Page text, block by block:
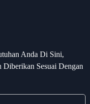
Anda Di Sini,
Sesuai Dengan